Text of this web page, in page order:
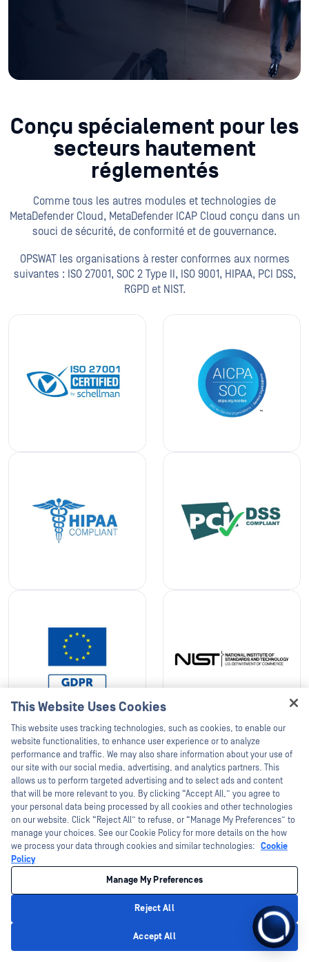
Conçu spécialement pour les
secteurs hautement
réglementés
Comme tous les autres modules et technologies de
MetaDefender Cloud, MetaDefender ICAP Cloud conçu dans un
souci de sécurité, de conformité et de gouvernance.
OPSWAT les organisations à rester conformes aux normes
suivantes : ISO 27001, SOC 2 Type II, ISO 9001, HIPAA, PCI DSS,
RGPD et NIST.
En Savoir Plus
Ressources
recommandées
Fiche Technique (1)
This Website Uses Cookies
This website uses tracking technologies, such as cookies, to enable our
website functionalities, to enhance user experience or to analyze
performance and traffic. We may also share information about your use of
our site with our social media, advertising, and analytics partners. This
allows us to perform targeted advertising and to select ads and content
that will be more relevant to you. By clicking “Accept All,” you agree to
your personal data being processed by all cookies and other technologies
on our website. Click “Reject All” to refuse, or “Manage My Preferences” to
manage your choices. See our Cookie Policy for more details on the how
we process your data through cookies and similar technologies: Cookie
Policy
Manage My Preferences
Reject All
Accept All